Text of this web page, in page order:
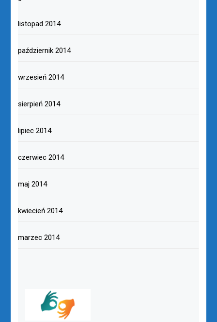
listopad 2014
październik 2014
wrzesień 2014
sierpień 2014
lipiec 2014
czerwiec 2014
maj 2014
kwiecień 2014
marzec 2014